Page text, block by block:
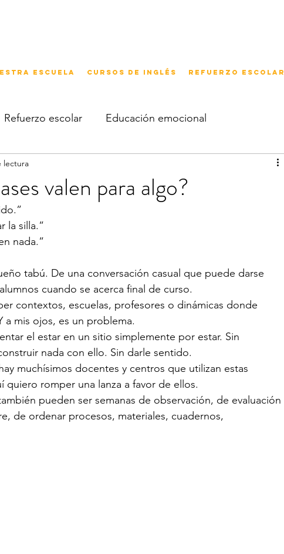
escuela Cursos de inglés Refuerzo escolar
Refuerzo escolar Educación emocional
valen para algo?
lectura
la silla.”
nada.”
tabú. De una conversación casual que puede darse
cuando se acerca final de curso.
contextos, escuelas, profesores o dinámicas donde
a mis ojos, es un problema.
el estar en un sitio simplemente por estar. Sin
nada con ello. Sin darle sentido.
muchísimos docentes y centros que utilizan estas
quiero romper una lanza a favor de ellos.
pueden ser semanas de observación, de evaluación
de ordenar procesos, materiales, cuadernos,